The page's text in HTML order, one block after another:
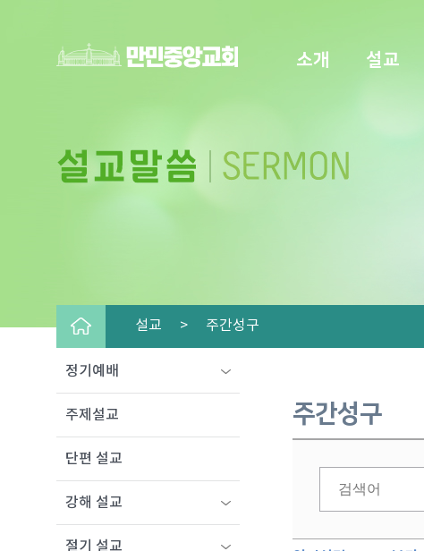
소개 설교
설교 > 주간성구
주간성구
정기예배
주제설교
단편 설교
강해 설교
절기 설교